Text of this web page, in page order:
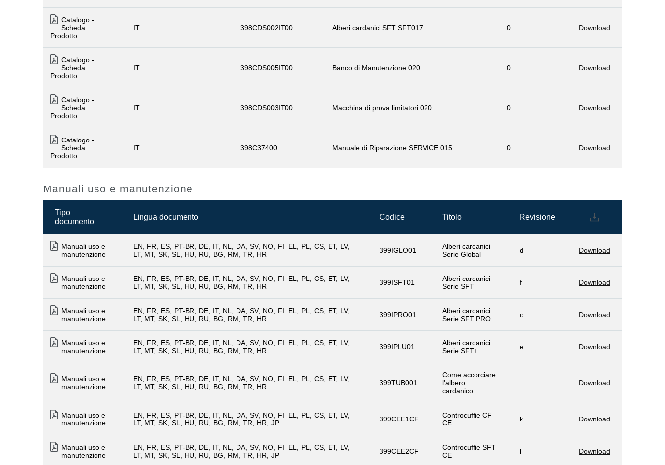
Catalogo -
Scheda
Prodotto
IT 398CDS002IT00 Alberi cardanici SFT SFT017 0 Download
Catalogo -
Scheda
Prodotto
IT 398CDS005IT00 Banco di Manutenzione 020 0 Download
Catalogo -
Scheda
Prodotto
IT 398CDS003IT00 Macchina di prova limitatori 020 0 Download
Catalogo -
Scheda
Prodotto
IT 398C37400 Manuale di Riparazione SERVICE 015 0 Download
Manuali uso e manutenzione
Tipo
documento
Lingua documento Codice Titolo Revisione
Manuali uso e
manutenzione
EN FR ES PT-BR DE IT NL DA SV NO FI EL PL CS ET
LV
LT
MT SK SL HU RU BG RM TR HR 399IGLO01
Alberi cardanici
Serie Global
d Download
Manuali uso e
manutenzione
EN FR ES PT-BR DE IT NL DA SV NO FI EL PL CS ET
LV
LT
MT SK SL HU RU BG RM TR HR 399ISFT01
Alberi cardanici
Serie SFT
f Download
Manuali uso e
manutenzione
EN FR ES PT-BR DE IT NL DA SV NO FI EL PL CS ET
LV
LT
MT SK SL HU RU BG RM TR HR 399IPRO01
Alberi cardanici
Serie SFT PRO
c Download
Manuali uso e
manutenzione
EN FR ES PT-BR DE IT NL DA SV NO FI EL PL CS ET
LV
LT
MT SK SL HU RU BG RM TR HR 399IPLU01
Alberi cardanici
Serie SFT+
e Download
Manuali uso e
manutenzione
EN FR ES PT-BR DE IT NL DA SV NO FI EL PL CS ET
LV
LT
MT SK SL HU RU BG RM TR HR 399TUB001
Come accorciare
l'albero
cardanico
Download
Manuali uso e
manutenzione
EN FR ES PT-BR DE IT NL DA SV NO FI EL PL CS ET
LV
LT
MT SK SL HU RU BG RM TR HR JP 399CEE1CF
Controcuffie CF
CE
k Download
Manuali uso e
manutenzione
EN FR ES PT-BR DE IT NL DA SV NO FI EL PL CS ET
LV
LT
MT SK SL HU RU BG RM TR HR JP 399CEE2CF
Controcuffie SFT
CE
l Download